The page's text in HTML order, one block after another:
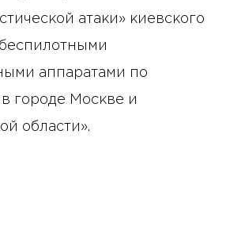
атаки» киевского
аппаратами по
городе Москве и
области».